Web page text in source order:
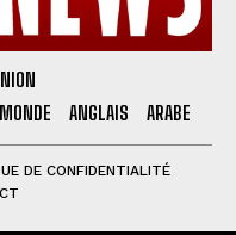
MONDE ANGLAIS ARABE
DE CONFIDENTIALITÉ